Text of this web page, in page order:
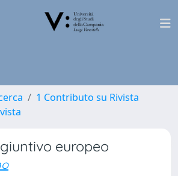
1 Contributo su Rivista
europeo